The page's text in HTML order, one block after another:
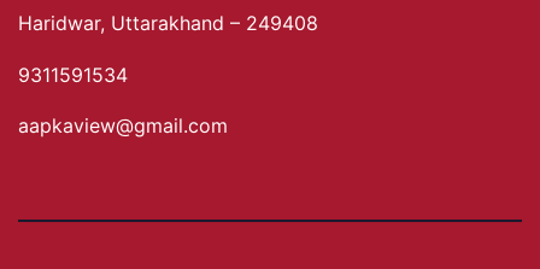
Haridwar, Uttarakhand – 249408
9311591534
aapkaview@gmail.com